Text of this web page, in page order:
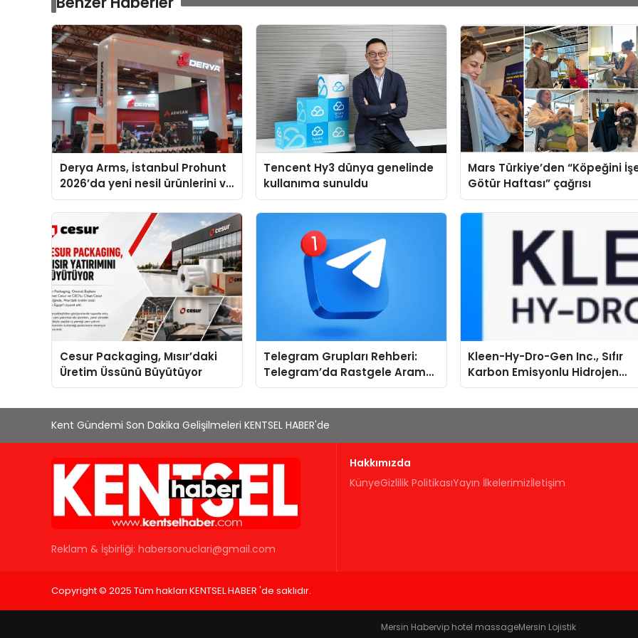
Derya Arms, İstanbul Prohunt
2026’da yeni nesil ürünlerini ve
global marka vizyonunu
sergiledi
Tencent Hy3 dünya genelinde
kullanıma sunuldu
Mars Türkiye’den “Köpeğini
Götür Haftası” çağrısı
Cesur Packaging, Mısır’daki
Üretim Üssünü Büyütüyor
Telegram Grupları Rehberi:
Telegram’da Rastgele Arama
Yerine Kategori Bazlı Keşif
Kleen-Hy-Dro-Gen Inc., Sıfır
Karbon Emisyonlu Hidrojen
Isıtma Teknolojisinde ISO ve
Kent Gündemi Son Dakika Gelişilmeleri KENTSEL HABER'de
Reklam & İşbirliği: habersonuclari@gmail.com
Hakkımızda
KünyeGizlilik PolitikasıYayın İlkelerimizİletişim
Copyright © 2025 Tüm hakları KENTSEL HABER 'de saklıdır.
Mersin Habervip hotel massageMersin Lojistik